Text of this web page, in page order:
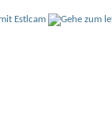
Estlcam